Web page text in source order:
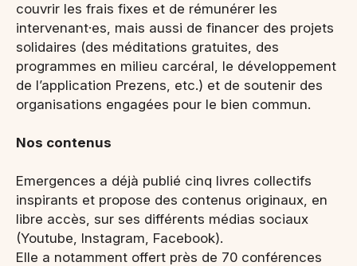
couvrir les frais fixes et de rémunérer les
intervenant·es, mais aussi de financer des projets
solidaires (des méditations gratuites, des
programmes en milieu carcéral, le développement
de l’application Prezens, etc.) et de soutenir des
organisations engagées pour le bien commun.
Nos contenus
Emergences a déjà publié cinq livres collectifs
inspirants et propose des contenus originaux, en
libre accès, sur ses différents médias sociaux
(Youtube, Instagram, Facebook).
Elle a notamment offert près de 70 conférences